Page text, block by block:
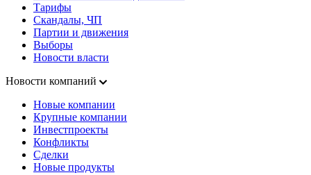
Тарифы
Скандалы, ЧП
Партии и движения
Выборы
Новости власти
Новости компаний
Новые компании
Крупные компании
Инвестпроекты
Конфликты
Сделки
Новые продукты